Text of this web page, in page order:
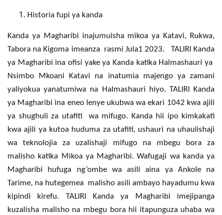
Historia fupi ya kanda
Kanda ya Magharibi inajumuisha mikoa ya Katavi, Rukwa,
Tabora na Kigoma imeanza rasmi Jula1 2023. TALIRI Kanda
ya Magharibi ina ofisi yake ya Kanda katika Halmashauri ya
Nsimbo Mkoani Katavi na inatumia majengo ya zamani
yaliyokua yanatumiwa na Halmashauri hiyo. TALIRI Kanda
ya Magharibi ina eneo lenye ukubwa wa ekari 1042 kwa ajili
ya shughuli za utafiti wa mifugo. Kanda hii ipo kimkakati
kwa ajili ya kutoa huduma za utafiti, ushauri na uhaulishaji
wa teknolojia za uzalishaji mifugo na mbegu bora za
malisho katika Mikoa ya Magharibi. Wafugaji wa kanda ya
Magharibi hufuga ng’ombe wa asili aina ya Ankole na
Tarime, na hutegemea malisho asili ambayo hayadumu kwa
kipindi kirefu. TALIRI Kanda ya Magharibi imejipanga
kuzalisha malisho na mbegu bora hii itapunguza uhaba wa